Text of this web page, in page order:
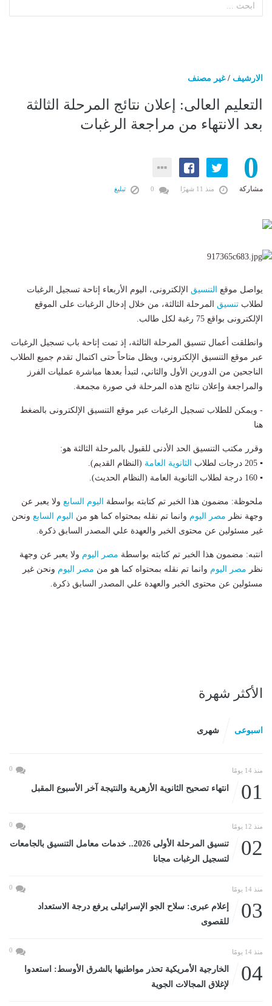
الارشيف /غير مصنف
التعليم العالى: إعلان نتائج المرحلة الثالثة
بعد الانتهاء من مراجعة الرغبات
0
مشاركة منذ 11 شهرًا تبليغ
يواصل موقع التنسيق الإلكترونى، اليوم الأربعاء إتاحة تسجيل الرغبات
لطلاب تنسيق المرحلة الثالثة، من خلال إدخال الرغبات على الموقع
الإلكترونى بواقع 75 رغبة لكل طالب.
وانطلقت أعمال تنسيق المرحلة الثالثة، إذ تمت إتاحة باب تسجيل الرغبات
عبر موقع التنسيق الإلكتروني، ويظل متاحاً حتى اكتمال تقدم جميع الطلاب
الناجحين من الدورين الأول والثاني، لتبدأ بعدها مباشرة عمليات الفرز
والمراجعة وإعلان نتائج هذه المرحلة في صورة مجمعة.
- ويمكن للطلاب تسجيل الرغبات عبر موقع التنسيق الإلكترونى بالضغط
هنا
وقرر مكتب التنسيق الحد الأدنى للقبول بالمرحلة الثالثة هو:
▪ 205 درجات لطلاب
الثانوية العامة (النظام القديم).
▪ 160 درجة لطلاب الثانوية العامة (النظام الحديث).
ملحوظة: مضمون هذا الخبر تم كتابته بواسطة اليوم السابع ولا يعبر عن
وجهة نظر مصر اليوم وانما تم نقله بمحتواه كما هو من اليوم السابع ونحن
غير مسئولين عن محتوى الخبر والعهدة علي المصدر السابق ذكرة.
انتبه: مضمون هذا الخبر تم كتابته بواسطة مصر اليوم ولا يعبر عن وجهة
نظر مصر اليوم وانما تم نقله بمحتواه كما هو من مصر اليوم ونحن غير
مسئولين عن محتوى الخبر والعهدة علي المصدر السابق ذكرة.
الأكثر شهرة
اسبوعى شهرى
منذ 14 يومًا 0
01 انتهاء تصحيح الثانوية الأزهرية والنتيجة آخر الأسبوع المقبل
منذ 12 يومًا 0
02
تنسيق المرحلة الأولى 2026.. خدمات معامل التنسيق بالجامعات
لتسجيل الرغبات مجانا
منذ 14 يومًا 0
03
إعلام عبرى: سلاح الجو الإسرائيلى يرفع درجة الاستعداد
للقصوى
منذ 14 يومًا 0
04
الخارجية الأمريكية تحذر مواطنيها بالشرق الأوسط: استعدوا
لإغلاق المجالات الجوية